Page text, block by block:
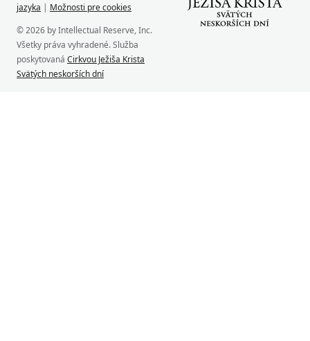
jazyka | Možnosti pre cookies
© 2026 by Intellectual Reserve, Inc.
Všetky práva vyhradené. Služba
poskytovaná Cirkvou Ježiša Krista
Svätých neskorších dní